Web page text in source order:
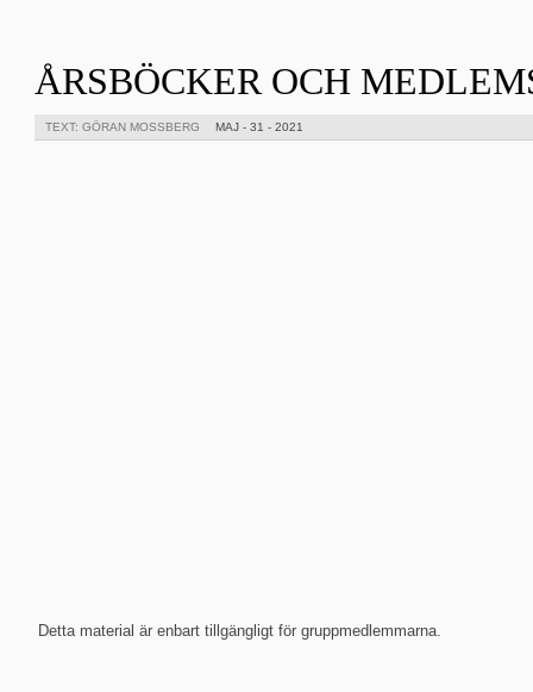
ÅRSBÖCKER OCH
TEXT: GÖRAN MOSSBERG MAJ - 31 - 2021
Detta material är enbart tillgängligt för gruppmedlemmarna.